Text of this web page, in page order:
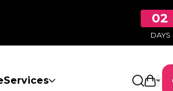
02
DAYS
Services